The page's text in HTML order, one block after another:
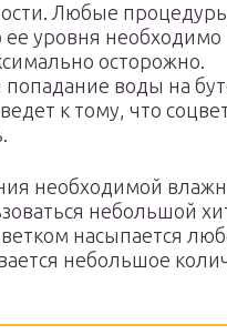
Любые
уровня необходимо
осторожно.
попадание воды на
к тому, что
необходимой
небольшой
насыпается
небольшое